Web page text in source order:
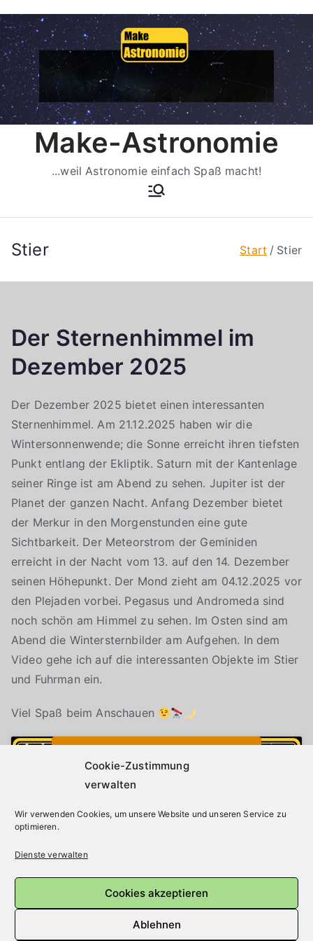
Cookie-Zustimmung
verwalten
Wir verwenden Cookies, um unsere Website und unseren Service zu
optimieren.
Dienste verwalten
Cookies akzeptieren
Ablehnen
Inhalt
springen
Make-Astronomie
...weil Astronomie einfach Spaß macht!
Stier Start Stier
Der Sternenhimmel im
Dezember 2025
Der Dezember 2025 bietet einen interessanten
Sternenhimmel. Am 21.12.2025 haben wir die
Wintersonnenwende; die Sonne erreicht ihren tiefsten
Punkt entlang der Ekliptik. Saturn mit der Kantenlage
seiner Ringe ist am Abend zu sehen. Jupiter ist der
Planet der ganzen Nacht. Anfang Dezember bietet
der Merkur in den Morgenstunden eine gute
Sichtbarkeit. Der Meteorstrom der Geminiden
erreicht in der Nacht vom 13. auf den 14. Dezember
seinen Höhepunkt. Der Mond zieht am 04.12.2025 vor
den Plejaden vorbei. Pegasus und Andromeda sind
noch schön am Himmel zu sehen. Im Osten sind am
Abend die Wintersternbilder am Aufgehen. In dem
Video gehe ich auf die interessanten Objekte im Stier
und Fuhrman ein.
Viel Spaß beim Anschauen
Klicke auf "Ich stimme zu", um Youtube zu
aktivieren
Cookie-Richtlinie
Ich stimme zu